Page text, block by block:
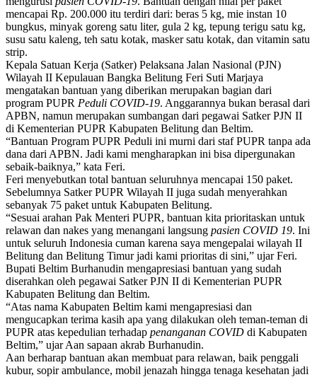
mencapai Rp. 200.000 itu terdiri dari: beras 5 kg, mie instan 10
bungkus, minyak goreng satu liter, gula 2 kg, tepung terigu satu kg,
susu satu kaleng, teh satu kotak, masker satu kotak, dan vitamin satu
strip.
Kepala Satuan Kerja (Satker) Pelaksana Jalan Nasional (PJN)
Wilayah II Kepulauan Bangka Belitung Feri Suti Marjaya
mengatakan bantuan yang diberikan merupakan bagian dari
program PUPR Peduli COVID-19. Anggarannya bukan berasal dari
APBN, namun merupakan sumbangan dari pegawai Satker PJN II
di Kementerian PUPR Kabupaten Belitung dan Beltim.
“Bantuan Program PUPR Peduli ini murni dari staf PUPR tanpa ada
dana dari APBN. Jadi kami mengharapkan ini bisa dipergunakan
sebaik-baiknya,” kata Feri.
Feri menyebutkan total bantuan seluruhnya mencapai 150 paket.
Sebelumnya Satker PUPR Wilayah II juga sudah menyerahkan
sebanyak 75 paket untuk Kabupaten Belitung.
“Sesuai arahan Pak Menteri PUPR, bantuan kita prioritaskan untuk
relawan dan nakes yang menangani langsung pasien COVID 19. Ini
untuk seluruh Indonesia cuman karena saya mengepalai wilayah II
Belitung dan Belitung Timur jadi kami prioritas di sini,” ujar Feri.
Bupati Beltim Burhanudin mengapresiasi bantuan yang sudah
diserahkan oleh pegawai Satker PJN II di Kementerian PUPR
Kabupaten Belitung dan Beltim.
“Atas nama Kabupaten Beltim kami mengapresiasi dan
mengucapkan terima kasih apa yang dilakukan oleh teman-teman di
PUPR atas kepedulian terhadap penanganan COVID di Kabupaten
Beltim,” ujar Aan sapaan akrab Burhanudin.
Aan berharap bantuan akan membuat para relawan, baik penggali
kubur, sopir ambulance, mobil jenazah hingga tenaga kesehatan jadi